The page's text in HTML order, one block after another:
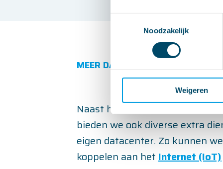
Noodzakelijk
Weigeren
MEER DAN
Naast het ontwikkelen van
bieden we ook diverse extra
eigen datacenter. Zo kunnen
koppelen aan hetInternet (IoT)